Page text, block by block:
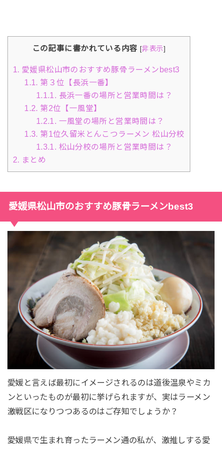
この記事に書かれている内容 [非表示]
1. 愛媛県松山市のおすすめ豚骨ラーメンbest3
1.1. 第３位【長浜一番】
1.1.1. 長浜一番の場所と営業時間は？
1.2. 第2位【一風堂】
1.2.1. 一風堂の場所と営業時間は？
1.3. 第1位久留米とんこつラーメン 松山分校
1.3.1. 松山分校の場所と営業時間は？
2. まとめ
愛媛県松山市のおすすめ豚骨ラーメンbest3
愛媛と言えば最初にイメージされるのは道後温泉やミカ
ンといったものが最初に挙げられますが、実はラーメン
激戦区になりつつあるのはご存知でしょうか？
愛媛県で生まれ育ったラーメン通の私が、激推しする愛